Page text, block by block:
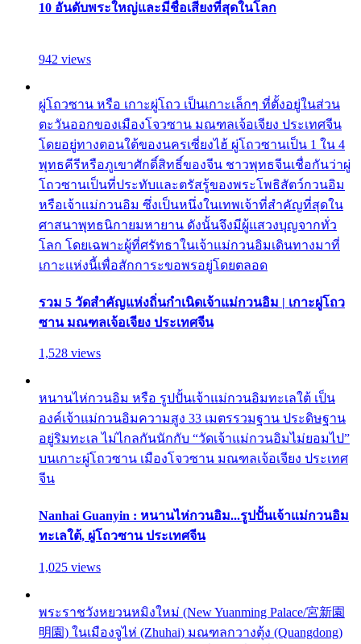
10 อันดับพระใหญ่และมีชื่อเสียงที่สุดในโลก
942 views
ผู่โถวซาน หรือ เกาะผู่โถว เป็นเกาะเล็กๆ ที่ตั้งอยู่ในส่วน
ตะวันออกของเมืองโจวซาน มณฑลเจ้อเจียง ประเทศจีน
โดยอยู่ทางตอนใต้ของนครเซี่ยงไฮ้ ผู่โถวซานเป็น 1 ใน 4
พุทธคีรีหรือภูเขาศักดิ์สิทธิ์ของจีน ชาวพุทธจีนเชื่อกันว่าผู่
โถวซานเป็นที่ประทับและตรัสรู้ของพระโพธิสัตว์กวนอิม
หรือเจ้าแม่กวนอิม ซึ่งเป็นหนึ่งในเทพเจ้าที่สำคัญที่สุดใน
ศาสนาพุทธนิกายมหายาน ดังนั้นจึงมีผู้แสวงบุญจากทั่ว
โลก โดยเฉพาะผู้ที่ศรัทธาในเจ้าแม่กวนอิมเดินทางมาที่
เกาะแห่งนี้เพื่อสักการะขอพรอยู่โดยตลอด
รวม 5 วัดสำคัญแห่งถิ่นกำเนิดเจ้าแม่กวนอิม | เกาะผู่โถว
ซาน มณฑลเจ้อเจียง ประเทศจีน
1,528 views
หนานไห่กวนอิม หรือ รูปปั้นเจ้าแม่กวนอิมทะเลใต้ เป็น
องค์เจ้าแม่กวนอิมความสูง 33 เมตรรวมฐาน ประดิษฐาน
อยู่ริมทะเล ไม่ไกลกันนักกับ “วัดเจ้าแม่กวนอิมไม่ยอมไป”
บนเกาะผู่โถวซาน เมืองโจวซาน มณฑลเจ้อเจียง ประเทศ
จีน
Nanhai Guanyin : หนานไห่กวนอิม...รูปปั้นเจ้าแม่กวนอิม
ทะเลใต้, ผู่โถวซาน ประเทศจีน
1,025 views
พระราชวังหยวนหมิงใหม่ (New Yuanming Palace/宮新園
明園) ในเมืองจูไห่ (Zhuhai) มณฑลกวางตุ้ง (Quangdong)